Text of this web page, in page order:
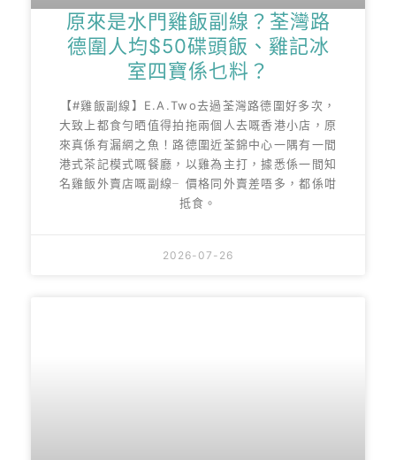
原來是水門雞飯副線？荃灣路
德圍人均$50碟頭飯、雞記冰
室四寶係乜料？
【#雞飯副線】E.A.Two去過荃灣路德圍好多次，
大致上都食勻晒值得拍拖兩個人去嘅香港小店，原
來真係有漏網之魚！路德圍近荃錦中心一隅有一間
港式茶記模式嘅餐廳，以雞為主打，據悉係一間知
名雞飯外賣店嘅副線╴價格同外賣差唔多，都係咁
抵食。
2026-07-26